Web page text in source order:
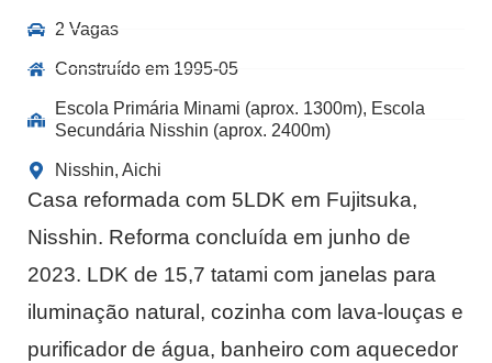
2 Vagas
Construído em 1995-05
Escola Primária Minami (aprox. 1300m), Escola
Secundária Nisshin (aprox. 2400m)
Nisshin, Aichi
Casa reformada com 5LDK em Fujitsuka,
Nisshin. Reforma concluída em junho de
2023. LDK de 15,7 tatami com janelas para
iluminação natural, cozinha com lava-louças e
purificador de água, banheiro com aquecedor